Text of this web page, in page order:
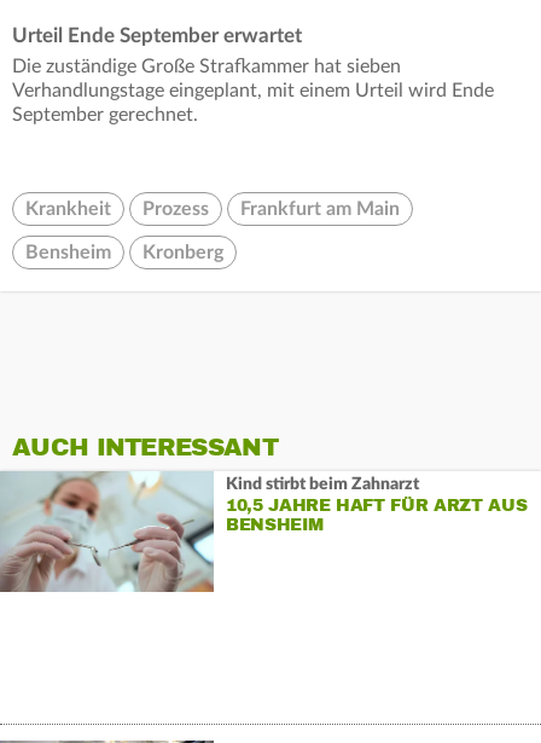
Urteil Ende September erwartet
Die zuständige Große Strafkammer hat sieben
Verhandlungstage eingeplant, mit einem Urteil wird Ende
September gerechnet.
Krankheit Prozess Frankfurt am Main
Bensheim Kronberg
AUCH INTERESSANT
Kind stirbt beim Zahnarzt
10,5 JAHRE HAFT FÜR ARZT AUS
BENSHEIM